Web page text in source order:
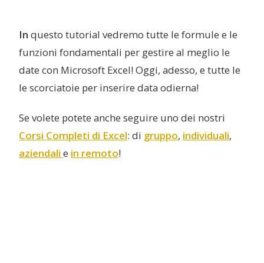
In questo tutorial vedremo tutte le formule e le
funzioni fondamentali per gestire al meglio le
date con Microsoft Excel! Oggi, adesso, e tutte le
le scorciatoie per inserire data odierna!
Se volete potete anche seguire uno dei nostri
Corsi Completi di Excel: di gruppo, individuali,
aziendali e in remoto!